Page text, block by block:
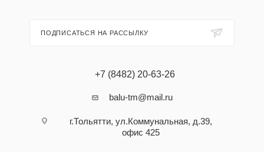
ПОДПИСАТЬСЯ НА РАССЫЛКУ
+7 (8482) 20-63-26
balu-tm@mail.ru
г.Тольятти, ул.Коммунальная, д.39,
офис 425